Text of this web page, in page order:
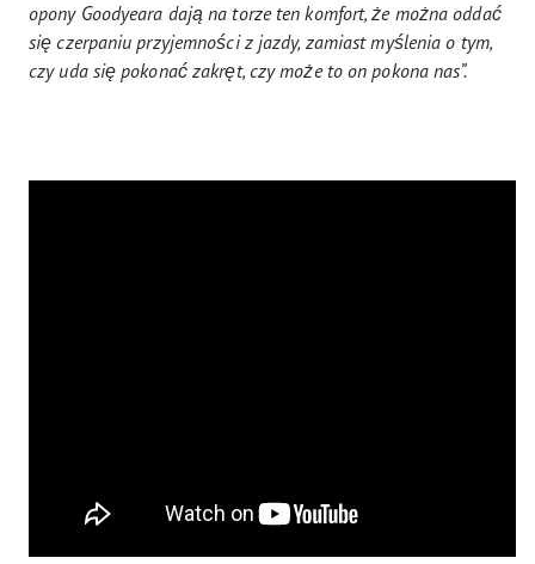
opony Goodyeara dają na torze ten komfort, że można oddać
się czerpaniu przyjemności z jazdy, zamiast myślenia o tym,
czy uda się pokonać zakręt, czy może to on pokona nas”.